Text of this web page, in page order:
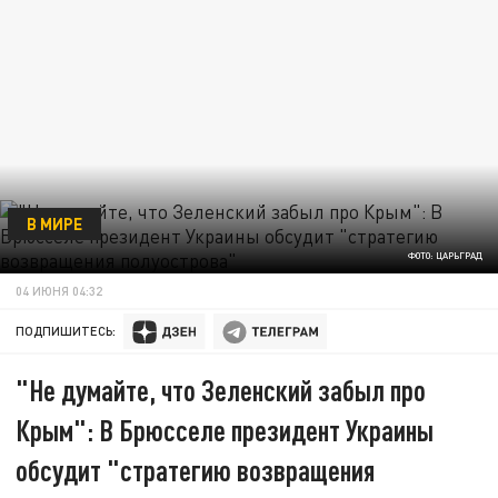
ФОТО: ЦАРЬГРАД
В МИРЕ
04 ИЮНЯ 04:32
ПОДПИШИТЕСЬ:
"Не думайте, что Зеленский забыл про
Крым": В Брюсселе президент Украины
обсудит "стратегию возвращения